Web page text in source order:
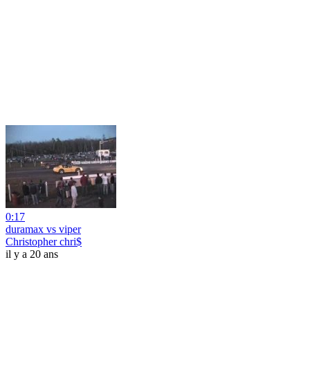
0:17
duramax vs viper
Christopher chri$
il y a 20 ans